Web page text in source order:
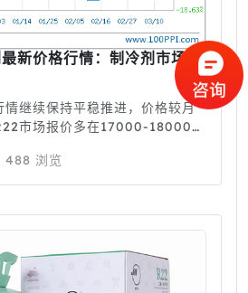
新价格行情：制冷剂市场延
继续保持平稳推进，价格较月
市场报价多在17000-18000
24500-26000元/吨区间。以下
细内容。一、价格走势据大宗数
488 浏览